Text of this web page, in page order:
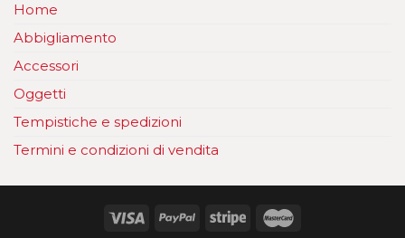
Home
Abbigliamento
Accessori
Oggetti
Tempistiche e spedizioni
Termini e condizioni di vendita